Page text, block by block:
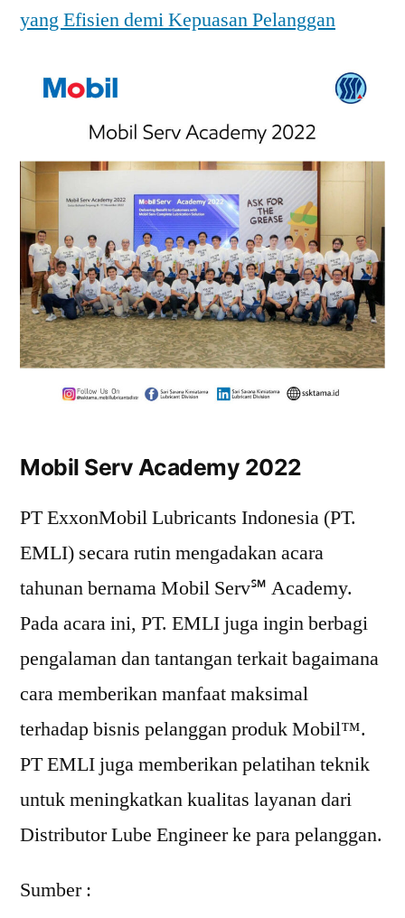
yang Efisien demi Kepuasan Pelanggan
Mobil Serv Academy 2022
PT ExxonMobil Lubricants Indonesia (PT.
EMLI) secara rutin mengadakan acara
tahunan bernama Mobil Serv℠ Academy.
Pada acara ini, PT. EMLI juga ingin berbagi
pengalaman dan tantangan terkait bagaimana
cara memberikan manfaat maksimal
terhadap bisnis pelanggan produk Mobil™.
PT EMLI juga memberikan pelatihan teknik
untuk meningkatkan kualitas layanan dari
Distributor Lube Engineer ke para pelanggan.
Sumber :